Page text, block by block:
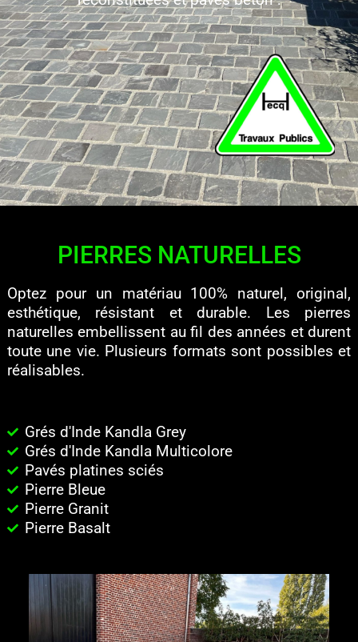
PIERRES NATURELLES
Optez pour un matériau 100% naturel, original,
esthétique, résistant et durable. Les pierres
naturelles embellissent au fil des années et durent
toute une vie. Plusieurs formats sont possibles et
réalisables.
Grés d'Inde Kandla Grey
Grés d'Inde Kandla Multicolore
Pavés platines sciés
Pierre Bleue
Pierre Granit
Pierre Basalt